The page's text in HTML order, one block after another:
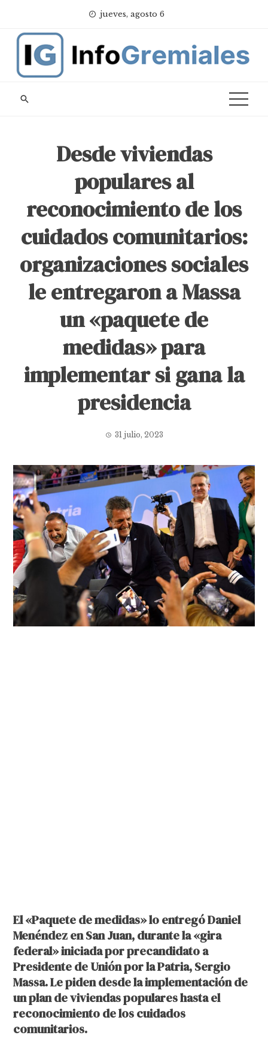
content
jueves, agosto 6
Desde viviendas
populares al
reconocimiento de los
cuidados comunitarios:
organizaciones sociales
le entregaron a Massa
un «paquete de
medidas» para
implementar si gana la
presidencia
31 julio, 2023
El «Paquete de medidas» lo entregó Daniel
Menéndez en San Juan, durante la «gira
federal» iniciada por precandidato a
Presidente de Unión por la Patria, Sergio
Massa. Le piden desde la implementación de
un plan de viviendas populares hasta el
reconocimiento de los cuidados
comunitarios.